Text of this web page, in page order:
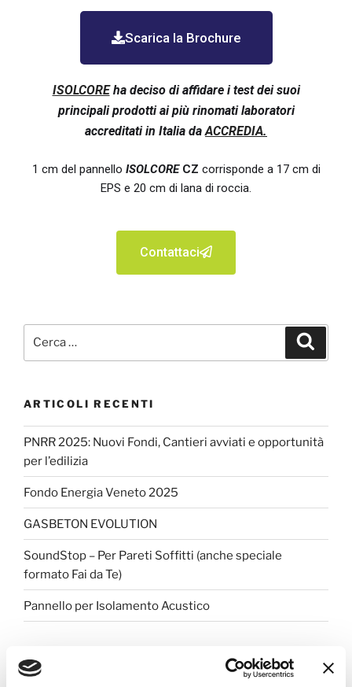
Scarica la Brochure
ISOLCOREha deciso di affidare i test dei suoi
principali prodotti ai più rinomati laboratori
accreditati in Italia daACCREDIA.
1 cm del pannello ISOLCORECZ corrisponde a 17 cm di
EPS e 20 cm di lana di roccia.
Contattaci
ARTICOLI RECENTI
PNRR 2025: Nuovi Fondi, Cantieri avviati e opportunità
per l’edilizia
Fondo Energia Veneto 2025
GASBETON EVOLUTION
SoundStop – Per Pareti Soffitti (anche speciale
formato Fai da Te)
Pannello per Isolamento Acustico
COMMENTI RECENTI